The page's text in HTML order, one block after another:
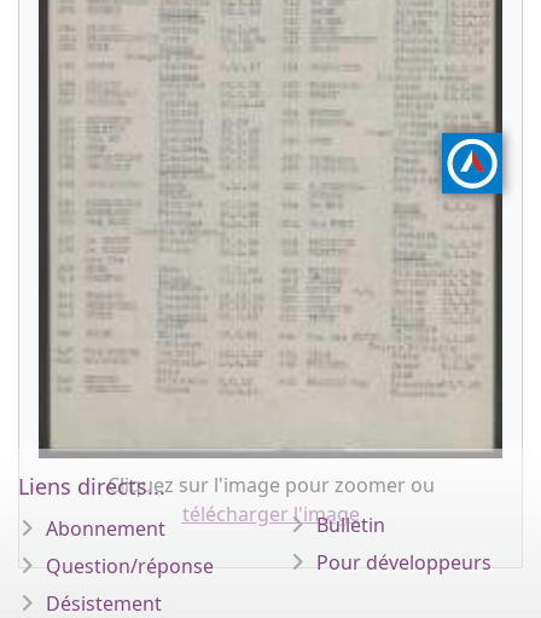
Cliquez sur l'image pour zoomer ou
télécharger l'image
Liens directs...
Abonnement
Question/réponse
Désistement
Bulletin
Pour développeurs